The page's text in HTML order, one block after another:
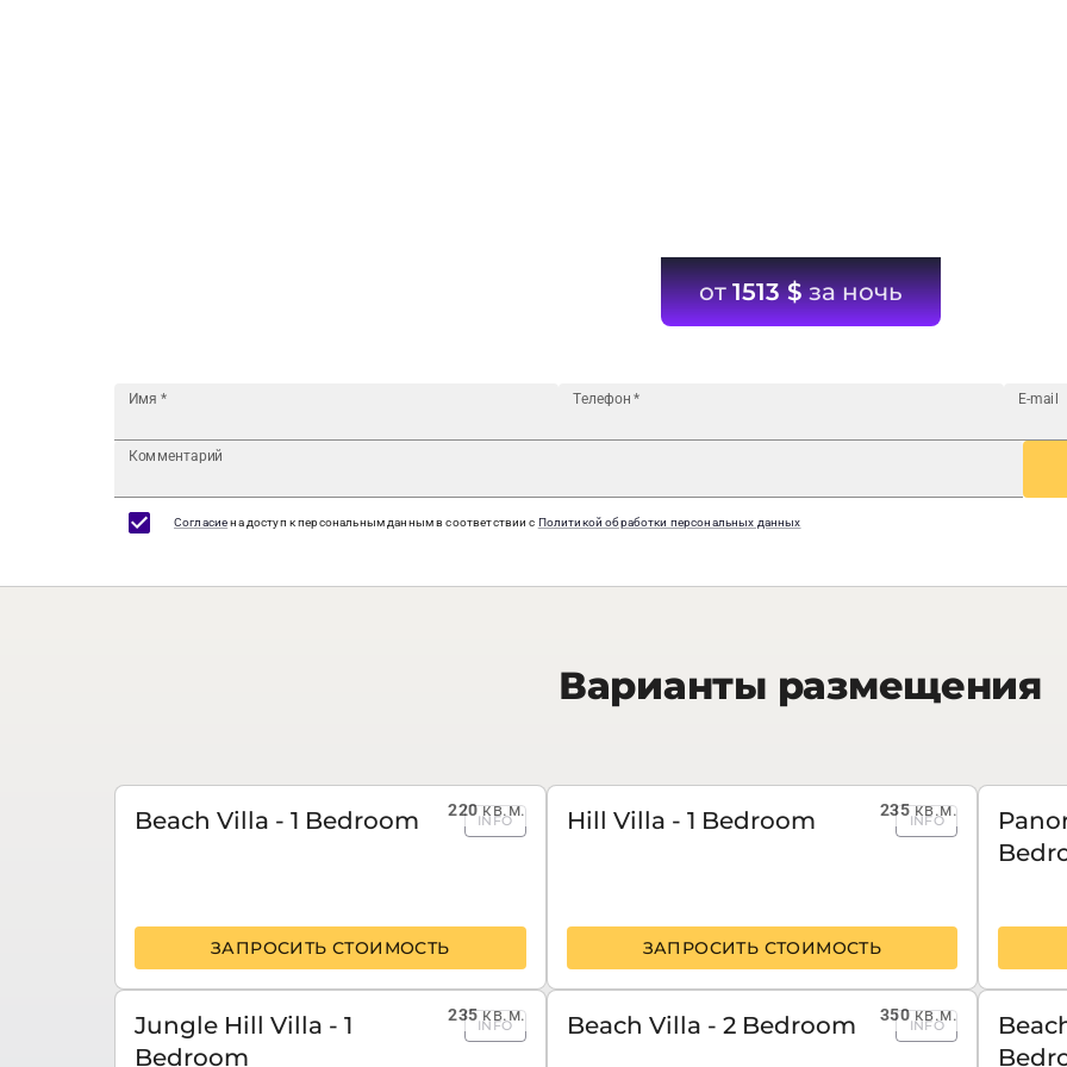
от1513 $за ночь
Имя * Телефон * E-mail
Комментарий
Согласиена доступ к персональным данным в соответствии с Политикой обработки персональных данных
Варианты размещения
220кв.м.
Beach Villa - 1 Bedroom INFO
ЗАПРОСИТЬ СТОИМОСТЬ
235кв.м.
Hill Villa - 1 Bedroom INFO
ЗАПРОСИТЬ СТОИМОСТЬ
235кв.м.
Jungle Hill Villa - 1
Bedroom
INFO 350кв.м.
Beach Villa - 2 Bedroom INFO